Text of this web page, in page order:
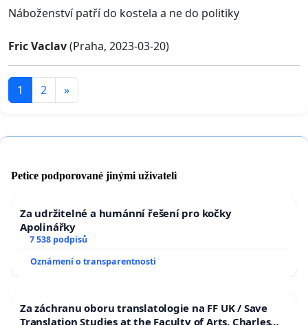
Náboženství patří do kostela a ne do politiky
Fric Vaclav(Praha, 2023-03-20)
1 2 »
Petice podporované jinými uživateli
Za udržitelné a humánní řešení pro kočky
Apolinářky
7 538 podpisů
Oznámení o transparentnosti
Za záchranu oboru translatologie na FF UK / Save
Translation Studies at the Faculty of Arts, Charles